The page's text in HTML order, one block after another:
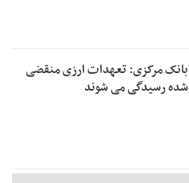
بانک مرکزی: تعهدات ارزی منقضی
شده رسیدگی می شوند